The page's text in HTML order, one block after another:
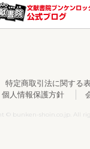
特定商取引法に関する
個人情報保護方針
© bunken-shoin.co.jp. All